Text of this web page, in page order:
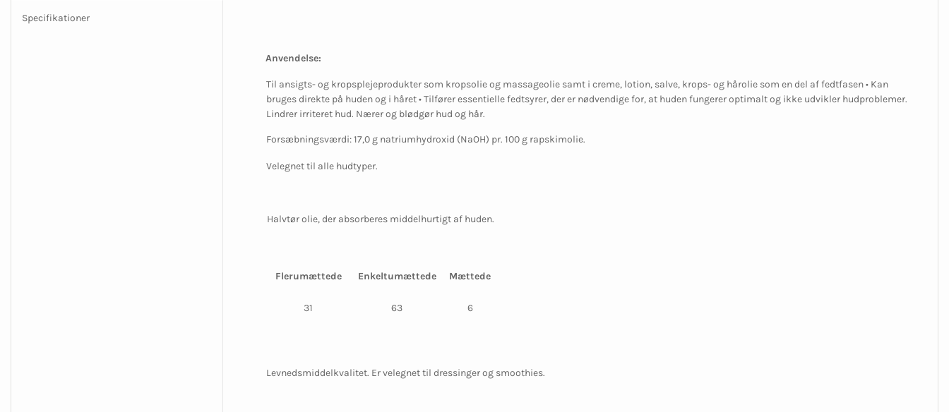
Specifikationer
Anvendelse:
Til ansigts- og kropsplejeprodukter som kropsolie og massageolie samt i creme, lotion, salve, krops- og hårolie som en del af fedtfasen • Kan
bruges direkte på huden og i håret • Tilfører essentielle fedtsyrer, der er nødvendige for, at huden fungerer optimalt og ikke udvikler hudproblemer.
Lindrer irriteret hud. Nærer og blødgør hud og hår.
Forsæbningsværdi: 17,0 g natriumhydroxid (NaOH) pr. 100 g rapskimolie.
Velegnet til alle hudtyper.
Halvtør olie, der absorberes middelhurtigt af huden.
Flerumættede Enkeltumættede Mættede
31 63 6
Levnedsmiddelkvalitet. Er velegnet til dressinger og smoothies.